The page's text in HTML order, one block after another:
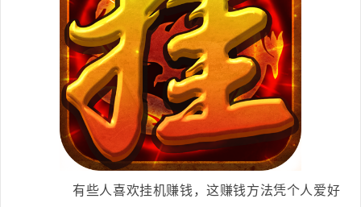
有些人喜欢挂机赚钱，这赚钱方法凭个人爱好